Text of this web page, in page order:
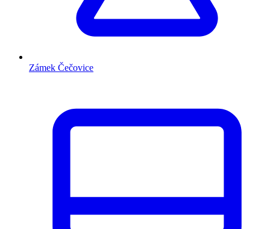
Zámek Čečovice